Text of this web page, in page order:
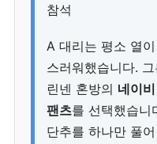
참석
A 대리는 평소 열
스러워했습니다.
린넨 혼방의 네이
팬츠를 선택했습니
단추를 하나만 풀